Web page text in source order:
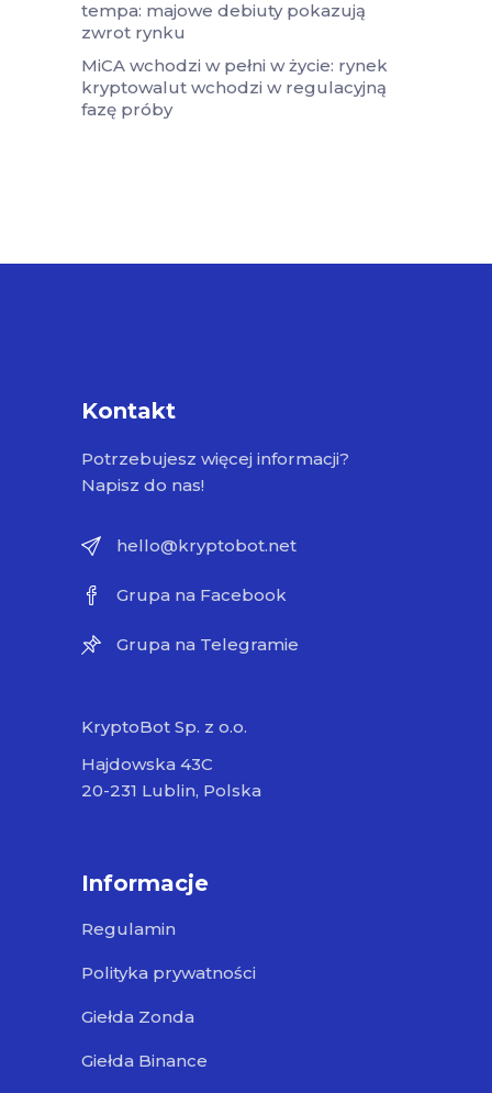
tempa: majowe debiuty pokazują
zwrot rynku
MiCA wchodzi w pełni w życie: rynek
kryptowalut wchodzi w regulacyjną
fazę próby
Kontakt
Potrzebujesz więcej informacji?
Napisz do nas!
hello@kryptobot.net
Grupa na Facebook
Grupa na Telegramie
KryptoBot Sp. z o.o.
Hajdowska 43C
20-231 Lublin, Polska
Informacje
Regulamin
Polityka prywatności
Giełda Zonda
Giełda Binance